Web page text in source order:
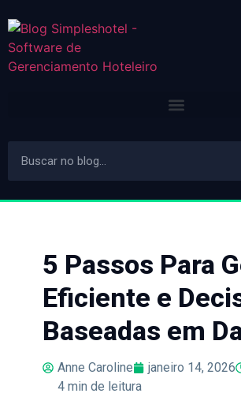
5 Passos Para
Eficiente e
Baseadas em
Anne Caroline janeiro 14, 2026
4 min de leitura